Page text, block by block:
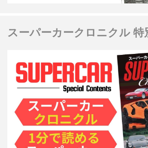
スーパーカークロニクル 特